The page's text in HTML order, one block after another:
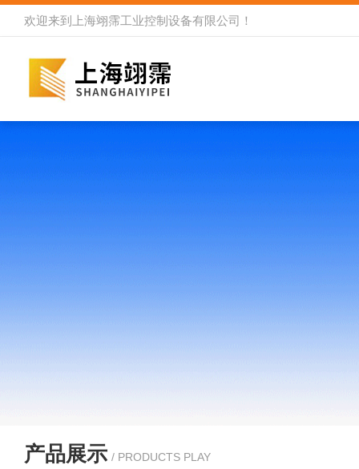
欢迎来到 上海翊霈工业控制设备有限公司 ！
产品展示 / PRODUCTS PLAY